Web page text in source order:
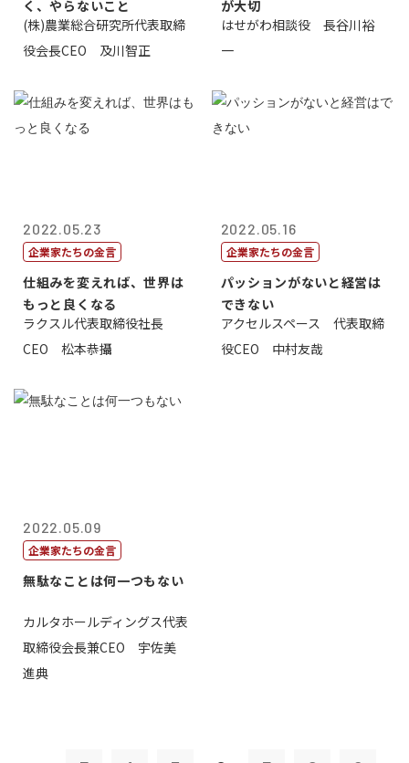
く、やらないこと
(株)農業総合研究所代表取締
役会長CEO 及川智正
が大切
はせがわ相談役 長谷川裕
一
2022.05.23
企業家たちの金言
仕組みを変えれば、世界は
もっと良くなる
ラクスル代表取締役社長
CEO 松本恭攝
2022.05.16
企業家たちの金言
パッションがないと経営は
できない
アクセルスペース 代表取締
役CEO 中村友哉
2022.05.09
企業家たちの金言
無駄なことは何一つもない
カルタホールディングス代表
取締役会長兼CEO 宇佐美
進典